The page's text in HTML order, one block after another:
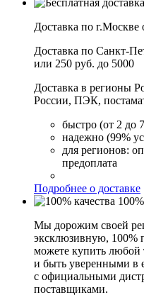
Доставка по г.Москве
Доставка по Санкт-
или 250 руб. до 5000
Доставка в регионы
России, ПЭК,
быстро (от 2 до
надежно (99%
для регионов:
предоплата
Подробнее о доставке
Мы дорожим своей
эксклюзивную,
можете купить любой
и быть уверенными в
с официальными
поставщиками.